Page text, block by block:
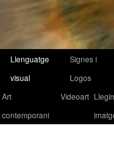
Llenguatge
visual
Signes i
Logos
Art
contemporani
Videoart